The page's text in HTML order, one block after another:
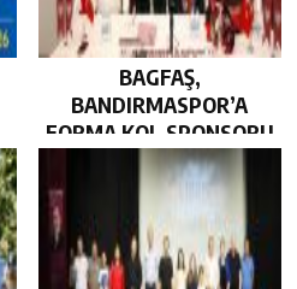
BAGFAŞ,
BANDIRMASPOR’A
FORMA KOL SPONSORU
OLARAK KUCAK AÇTI…